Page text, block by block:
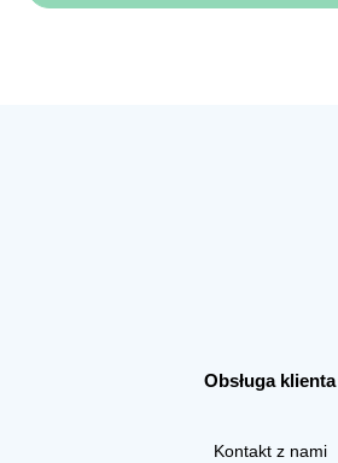
Obsługa klienta
Kontakt z nami